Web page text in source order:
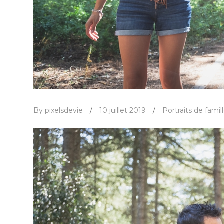
By pixelsdevie / 10 juillet 2019 / Portraits de